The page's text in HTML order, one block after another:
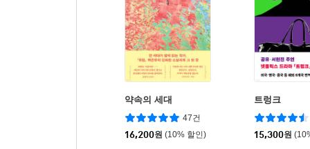
약속의 세대
47건
16,200원 (10% 할인)
트렁크
15,300원